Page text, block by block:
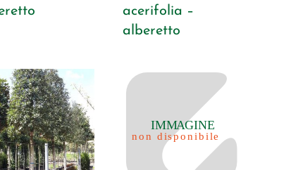
acerifolia –
alberetto